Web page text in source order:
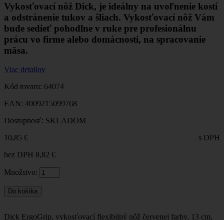
Vykosťovací nôž Dick, je ideálny na uvoľnenie kostí
a odstránenie tukov a šliach. Vykosťovací nôž Vám
bude sedieť pohodlne v ruke pre profesionálnu
prácu vo firme alebo domácnosti, na spracovanie
mäsa.
Viac detailov
Kód tovaru: 64074
EAN: 4009215099768
Dostupnosť: SKLADOM
s DPH
10,85 €
bez DPH 8,82 €
Množstvo:
Dick ErgoGrip, vykosťovací flexibilný nôž červenej farby, 13 cm,